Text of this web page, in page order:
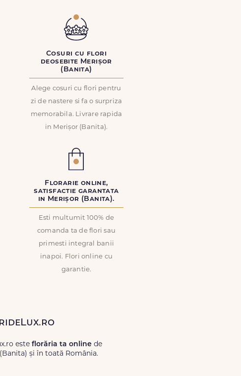
Cosuri cu flori
deosebite Merișor
(Banita)
Alege cosuri cu flori pentru
zi de nastere si fa o surpriza
memorabila. Livrare rapida
in Merișor (Banita).
Florarie online,
satisfactie garantata
in Merișor (Banita).
Esti multumit 100% de
comanda ta de flori sau
primesti integral banii
inapoi. Flori online cu
garantie.
este florăria ta online de
și în toată România.